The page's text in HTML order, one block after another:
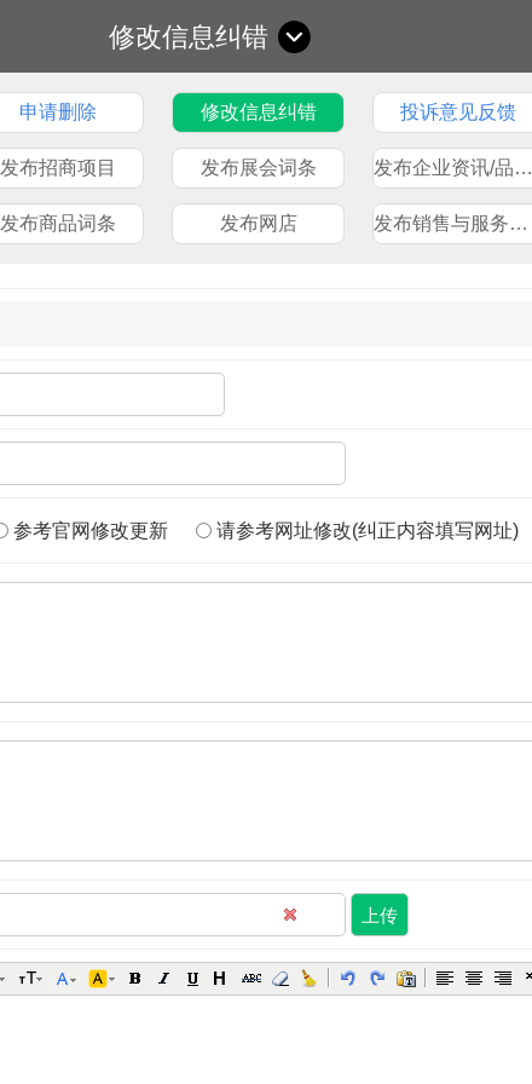
修改信息纠错
申请删除 修改信息纠错 投诉意见反馈
发布招商项目 发布展会词条 发布企业资讯/品牌文章
发布商品词条 发布网店 发布销售与服务网点
参考官网修改更新 请参考网址修改(纠正内容填写网址)